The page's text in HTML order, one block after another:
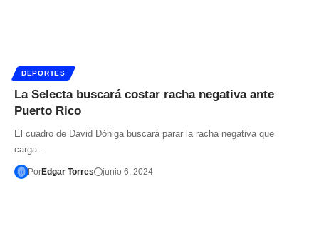
DEPORTES
La Selecta buscará costar racha negativa ante
Puerto Rico
El cuadro de David Dóniga buscará parar la racha negativa que
carga…
PorEdgar Torres junio 6, 2024